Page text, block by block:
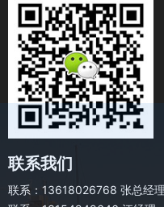
联系我们
联系：13618026768 张总经理